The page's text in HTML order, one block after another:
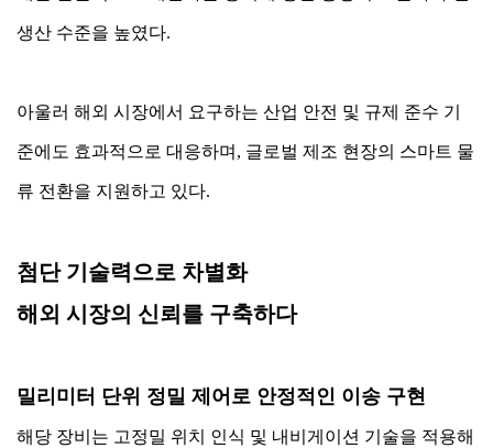
생산 수준을 높였다.
아울러 해외 시장에서 요구하는 산업 안전 및 규제 준수 기
준에도 효과적으로 대응하며, 글로벌 제조 현장의 스마트 물
류 전환을 지원하고 있다.
첨단 기술력으로 차별화
해외 시장의 신뢰를 구축하다
밀리미터 단위 정밀 제어로 안정적인 이송 구현
해당 장비는 고정밀 위치 인식 및 내비게이션 기술을 적용해